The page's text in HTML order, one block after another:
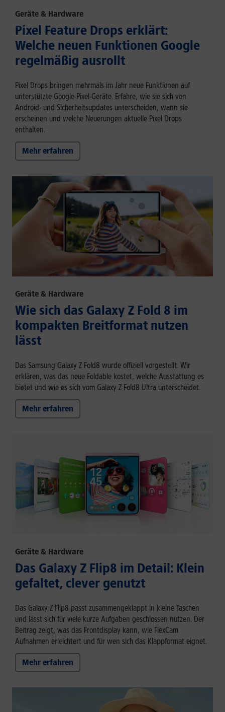
Geräte & Hardware
Pixel Feature Drops erklärt:
Welche neuen Funktionen Google
regelmäßig ausrollt
Pixel Drops bringen mehrmals im Jahr neue Funktionen auf
unterstützte Google-Pixel-Geräte. Erfahre, wie sie sich von
Android- und Sicherheitsupdates unterscheiden, wann sie
erscheinen und welche Neuerungen aktuelle Pixel Drops
enthalten.
Mehr erfahren
Geräte & Hardware
Wie sich das Galaxy Z Fold 8 im
kompakten Breitformat nutzen
lässt
Das Samsung Galaxy Z Fold8 wurde offiziell vorgestellt. Wir
erklären, was das neue Foldable kostet, welche Ausstattung es
bietet und wie es sich vom Galaxy Z Fold8 Ultra unterscheidet.
Mehr erfahren
Geräte & Hardware
Das Galaxy Z Flip8 im Detail: Klein
gefaltet, clever genutzt
Das Galaxy Z Flip8 passt zusammengeklappt in kleine Taschen
und lässt sich für viele kurze Aufgaben geschlossen nutzen. Der
Beitrag zeigt, was das Frontdisplay kann, wie FlexCam
Aufnahmen erleichtert und für wen sich das Klappformat eignet.
Mehr erfahren